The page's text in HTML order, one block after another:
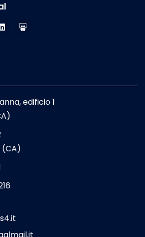
edificio 1
(CA)